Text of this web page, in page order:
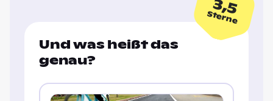
3,5
Sterne
Und was heißt das
genau?